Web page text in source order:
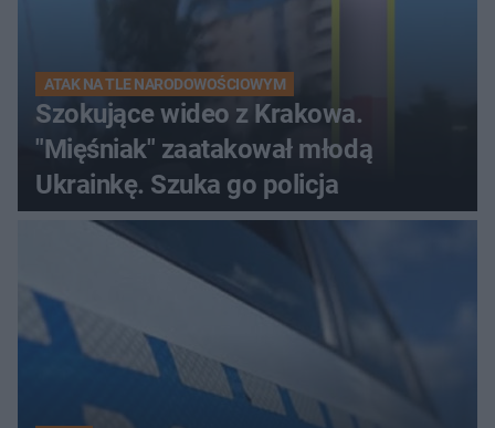
ATAK NA TLE NARODOWOŚCIOWYM
Szokujące wideo z Krakowa.
"Mięśniak" zaatakował młodą
Ukrainkę. Szuka go policja